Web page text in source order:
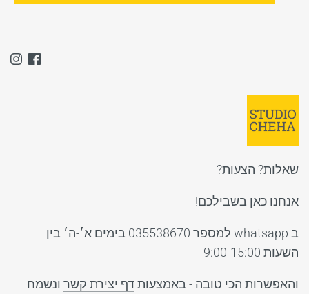
שאלות? הצעות?
אנחנו כאן בשבילכם!
ב whatsapp למספר 035538670 בימים א׳-ה׳ בין
השעות 9:00-15:00
והאפשרות הכי טובה - באמצעותדף יצירת קשר ונשמח